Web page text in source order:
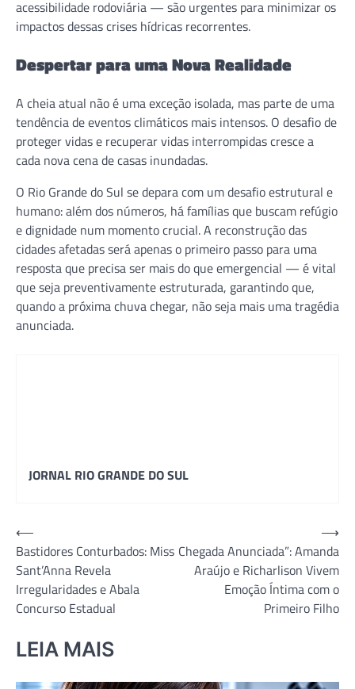
acessibilidade rodoviária — são urgentes para minimizar os
impactos dessas crises hídricas recorrentes.
Despertar para uma Nova Realidade
A cheia atual não é uma exceção isolada, mas parte de uma
tendência de eventos climáticos mais intensos. O desafio de
proteger vidas e recuperar vidas interrompidas cresce a
cada nova cena de casas inundadas.
O Rio Grande do Sul se depara com um desafio estrutural e
humano: além dos números, há famílias que buscam refúgio
e dignidade num momento crucial. A reconstrução das
cidades afetadas será apenas o primeiro passo para uma
resposta que precisa ser mais do que emergencial — é vital
que seja preventivamente estruturada, garantindo que,
quando a próxima chuva chegar, não seja mais uma tragédia
anunciada.
JORNAL RIO GRANDE DO SUL
Navegação
de
Post
⟵
Bastidores Conturbados: Miss
Sant’Anna Revela
Irregularidades e Abala
Concurso Estadual
Chegada Anunciada”: Amanda
Araújo e Richarlison Vivem
Emoção Íntima com o
Primeiro Filho
⟶
LEIA MAIS